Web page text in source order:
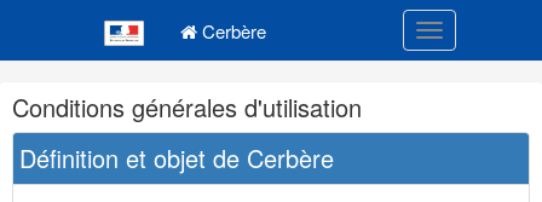
Cerbère Toggle
Navigation
et
outils
annexes
Conditions générales d'utilisation
Définition et objet de Cerbère